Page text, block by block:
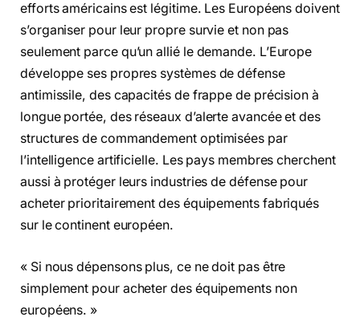
efforts américains est légitime. Les Européens doivent
s’organiser pour leur propre survie et non pas
seulement parce qu’un allié le demande. L’Europe
développe ses propres systèmes de défense
antimissile, des capacités de frappe de précision à
longue portée, des réseaux d’alerte avancée et des
structures de commandement optimisées par
l’intelligence artificielle. Les pays membres cherchent
aussi à protéger leurs industries de défense pour
acheter prioritairement des équipements fabriqués
sur le continent européen.
« Si nous dépensons plus, ce ne doit pas être
simplement pour acheter des équipements non
européens. »